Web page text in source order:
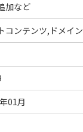
加など
コンテンツ,ドメイン
01月